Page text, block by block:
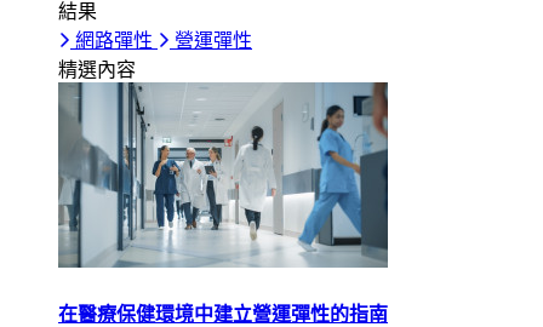
結果
網路彈性
營運彈性
精選內容
在醫療保健環境中建立營運彈性的指南